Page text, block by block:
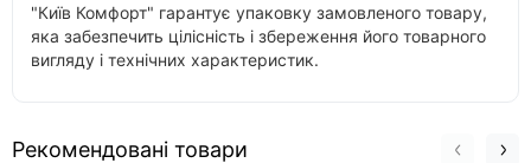
"Київ Комфорт" гарантує упаковку замовленого товару,
яка забезпечить цілісність і збереження його товарного
вигляду і технічних характеристик.
Рекомендовані товари